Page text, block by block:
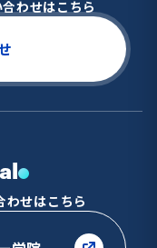
わせはこちら
わせはこちら